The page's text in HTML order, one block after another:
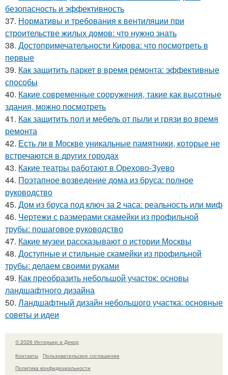
безопасность и эффективность
37. Нормативы и требования к вентиляции при
строительстве жилых домов: что нужно знать
38. Достопримечательности Кирова: что посмотреть в
первые
39. Как защитить паркет в время ремонта: эффективные
способы
40. Какие современные сооружения, такие как высотные
здания, можно посмотреть
41. Как защитить пол и мебель от пыли и грязи во время
ремонта
42. Есть ли в Москве уникальные памятники, которые не
встречаются в других городах
43. Какие театры работают в Орехово-Зуево
44. Поэтапное возведение дома из бруса: полное
руководство
45. Дом из бруса под ключ за 2 часа: реальность или миф
46. Чертежи с размерами скамейки из профильной
трубы: пошаговое руководство
47. Какие музеи рассказывают о истории Москвы
48. Доступные и стильные скамейки из профильной
трубы: делаем своими руками
49. Как преобразить небольшой участок: основы
ландшафтного дизайна
50. Ландшафтный дизайн небольшого участка: основные
советы и идеи
© 2026 Интерьер и Декор
Контакты
Пользовательское соглашение
Политика конфидециальности